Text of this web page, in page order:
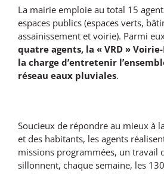
La mairie emploie au total 15
espaces publics (espaces verts,
assainissement et voirie). Parmi
quatre agents, la « VRD »
la charge d’entretenir
réseau eaux pluviales.
Soucieux de répondre au mieux à
et des habitants, les agents
missions programmées, un travail
sillonnent, chaque semaine, les